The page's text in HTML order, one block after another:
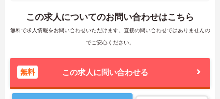
この求人についてのお問い合わせはこちら
無料で求人情報をお問い合わせいただけます。直接の問い合わせではありませんの
でご安心ください。
無料 この求人に問い合わせる